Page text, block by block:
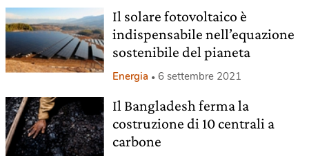
Il solare fotovoltaico è
indispensabile nell’equazione
sostenibile del pianeta
Energia 6 settembre 2021
Il Bangladesh ferma la
costruzione di 10 centrali a
carbone